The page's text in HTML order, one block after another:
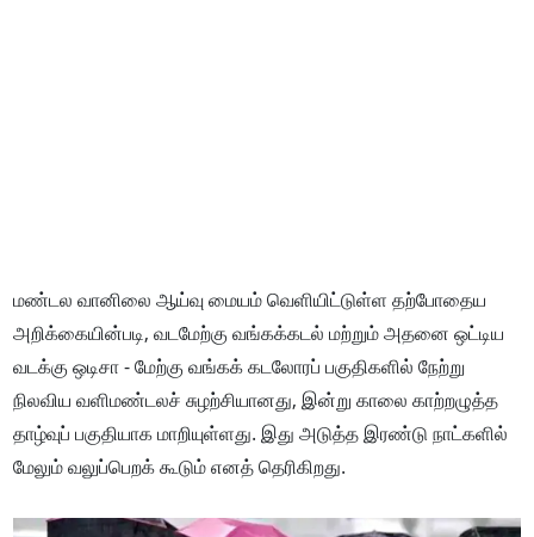
மண்டல வானிலை ஆய்வு மையம் வெளியிட்டுள்ள தற்போதைய
அறிக்கையின்படி, வடமேற்கு வங்கக்கடல் மற்றும் அதனை ஒட்டிய
வடக்கு ஒடிசா - மேற்கு வங்கக் கடலோரப் பகுதிகளில் நேற்று
நிலவிய வளிமண்டலச் சுழற்சியானது, இன்று காலை காற்றழுத்த
தாழ்வுப் பகுதியாக மாறியுள்ளது. இது அடுத்த இரண்டு நாட்களில்
மேலும் வலுப்பெறக் கூடும் எனத் தெரிகிறது.